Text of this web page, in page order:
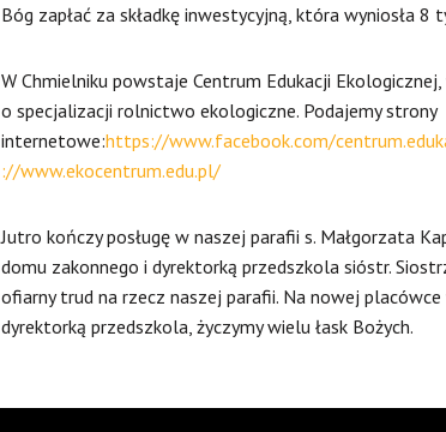
Bóg zapłać za składkę inwestycyjną, która wyniosła 8
W Chmielniku powstaje Centrum Edukacji
o specjalizacji rolnictwo ekologiczne. Podajemy strony
internetowe:https://www.facebook.com/
://www.ekocentrum.edu.pl/
Jutro kończy posługę w naszej parafii s. Małgorzata
domu zakonnego i dyrektorką przedszkola sióstr.
ofiarny trud na rzecz naszej parafii. Na nowej
dyrektorką przedszkola, życzymy wielu łask Bożych.